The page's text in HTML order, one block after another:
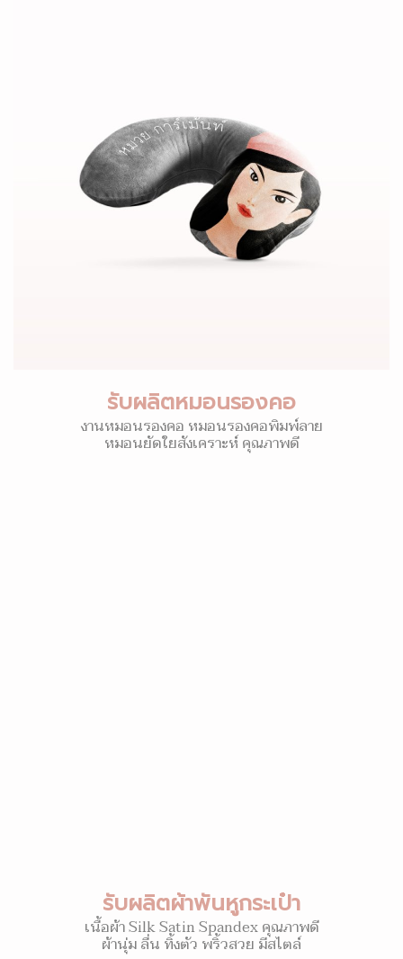
รับผลิตหมอนรองคอ
งานหมอนรองคอ หมอนรองคอพิมพ์ลาย
หมอนยัดใยสังเคราะห์ คุณภาพดี
รับผลิตผ้าพันหูกระเป๋า
เนื้อผ้า Silk Satin Spandex คุณภาพดี
ผ้านุ่ม ลื่น ทิ้งตัว พริ้วสวย มีสไตล์